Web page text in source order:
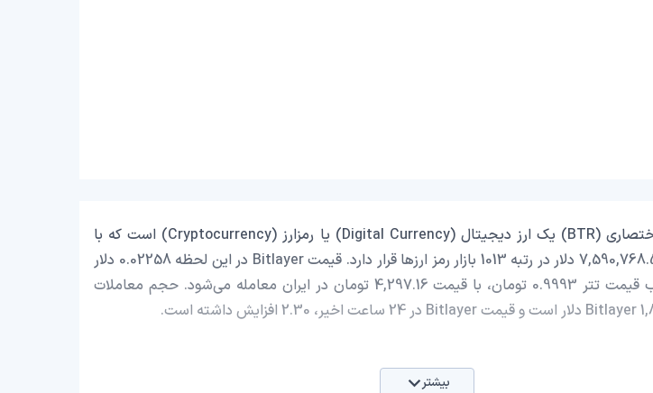
Bitlayer با نماد اختصاری (BTR) یک ارز دیجیتال (Digital Currency) یا رمزارز (Cryptocurrency) است که با
ارزش بازار حدود 7,590,768.51 دلار در رتبه 1013 بازار رمز ارزها قرار دارد. قیمت Bitlayer در این لحظه 0.02258 دلار
است که با احتساب قیمت تتر 0.9993 تومان، با قیمت 4,297.16 تومان در ایران معامله می‌شود. حجم معاملات
بیشتر